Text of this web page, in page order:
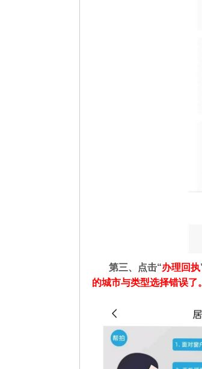
第三、点击“办理回执
的城市与类型选择错误了。